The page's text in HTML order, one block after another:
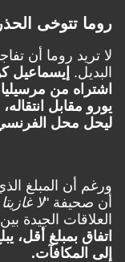
روما تتوخى الحذر
لا تريد روما أن
البديل. إيسماعيل
يورو مقابل
ليحل محل
ورغم أن المبلغ
أن صحيفة "لا
العلاقات الجيدة بين
إلى المكافآت.